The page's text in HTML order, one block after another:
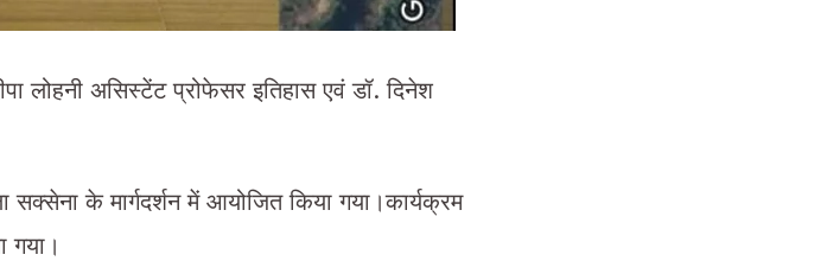
लोहनी असिस्टेंट प्रोफेसर इतिहास एवं डॉ. दिनेश
सक्सेना के मार्गदर्शन में आयोजित किया गया।कार्यक्रम
गया।